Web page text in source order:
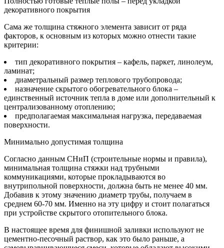
декоративного покрытия
Сама же толщина стяжного элемента зависит от ряда
факторов, к основным из которых можно отнести такие
критерии:
тип декоративного покрытия – кафель, паркет, линолеум,
ламинат;
диаметральный размер теплового трубопровода;
назначение скрытого обогревательного блока –
единственный источник тепла в доме или дополнительный к
централизованному отоплению;
предполагаемая максимальная нагрузка, передаваемая
поверхности.
Минимально допустимая толщина
Согласно данным СНиП (строительные нормы и правила),
минимальная толщина стяжки над трубными
коммуникациями, которые прокладываются во
внутрипольной поверхности, должна быть не менее 40 мм.
Добавив к этому значению диаметр трубы, получаем в
среднем 60-70 мм. Именно на эту цифру и стоит полагаться
при устройстве скрытого отопительного блока.
В настоящее время для финишной заливки используют не
цементно-песочный раствор, как это было раньше, а